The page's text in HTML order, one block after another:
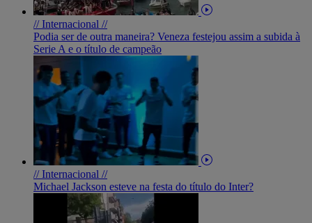
// Internacional //
Podia ser de outra maneira? Veneza festejou assim a subida à
Serie A e o título de campeão
// Internacional //
Michael Jackson esteve na festa do título do Inter?